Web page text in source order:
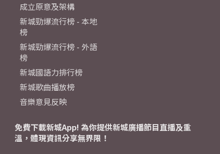
成立原意及架構
新城勁爆流行榜 - 本地
榜
新城勁爆流行榜 - 外語
榜
新城國語力排行榜
新城歌曲播放榜
音樂意見反映
免費下載新城App! 為你提供新城廣播節目直播及重
溫，體現資訊分享無界限！